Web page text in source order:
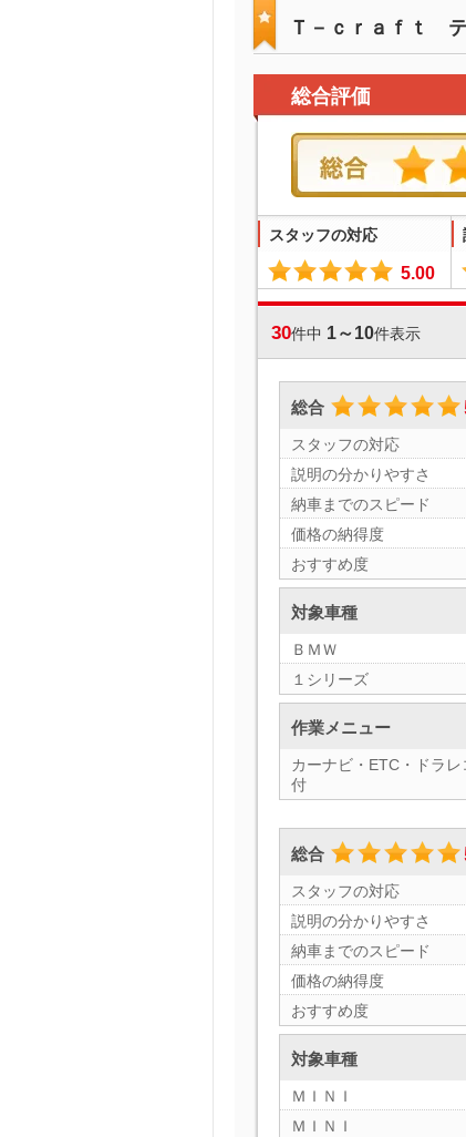
Ｔ－ｃｒａｆｔ
総合評価
スタッフの対応
5.00
30件中 1～10件表示
総合
スタッフの対応
説明の分かりやすさ
納車までのスピード
価格の納得度
おすすめ度
対象車種
ＢＭＷ
１シリーズ
作業メニュー
カーナビ・ETC・ドラレ
付
総合
スタッフの対応
説明の分かりやすさ
納車までのスピード
価格の納得度
おすすめ度
対象車種
ＭＩＮＩ
ＭＩＮＩ